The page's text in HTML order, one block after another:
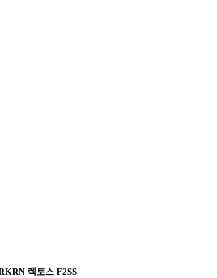
렉토스 F2SS